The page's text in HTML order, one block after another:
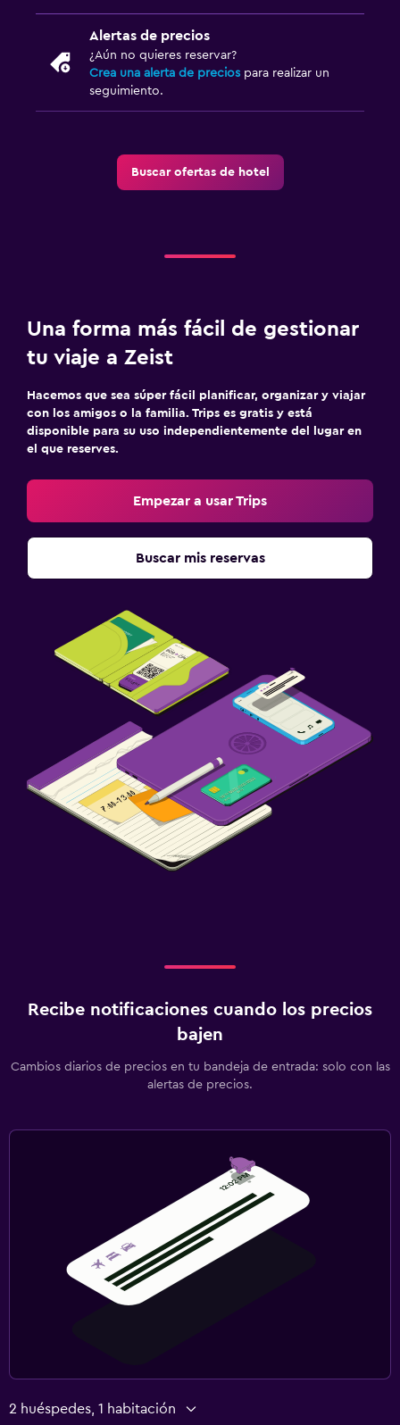
Alertas de precios
¿Aún no quieres reservar?
Crea una alerta de precios para realizar un
seguimiento.
Buscar ofertas de hotel
Una forma más fácil de gestionar
tu viaje a Zeist
Hacemos que sea súper fácil planificar, organizar y viajar
con los amigos o la familia. Trips es gratis y está
disponible para su uso independientemente del lugar en
el que reserves.
Empezar a usar Trips
Buscar mis reservas
Recibe notificaciones cuando los precios
bajen
Cambios diarios de precios en tu bandeja de entrada: solo con las
alertas de precios.
2 huéspedes, 1 habitación